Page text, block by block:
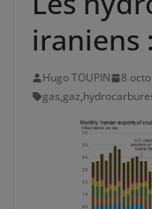
iraniens
Hugo TOUPIN 8
gas,gaz,